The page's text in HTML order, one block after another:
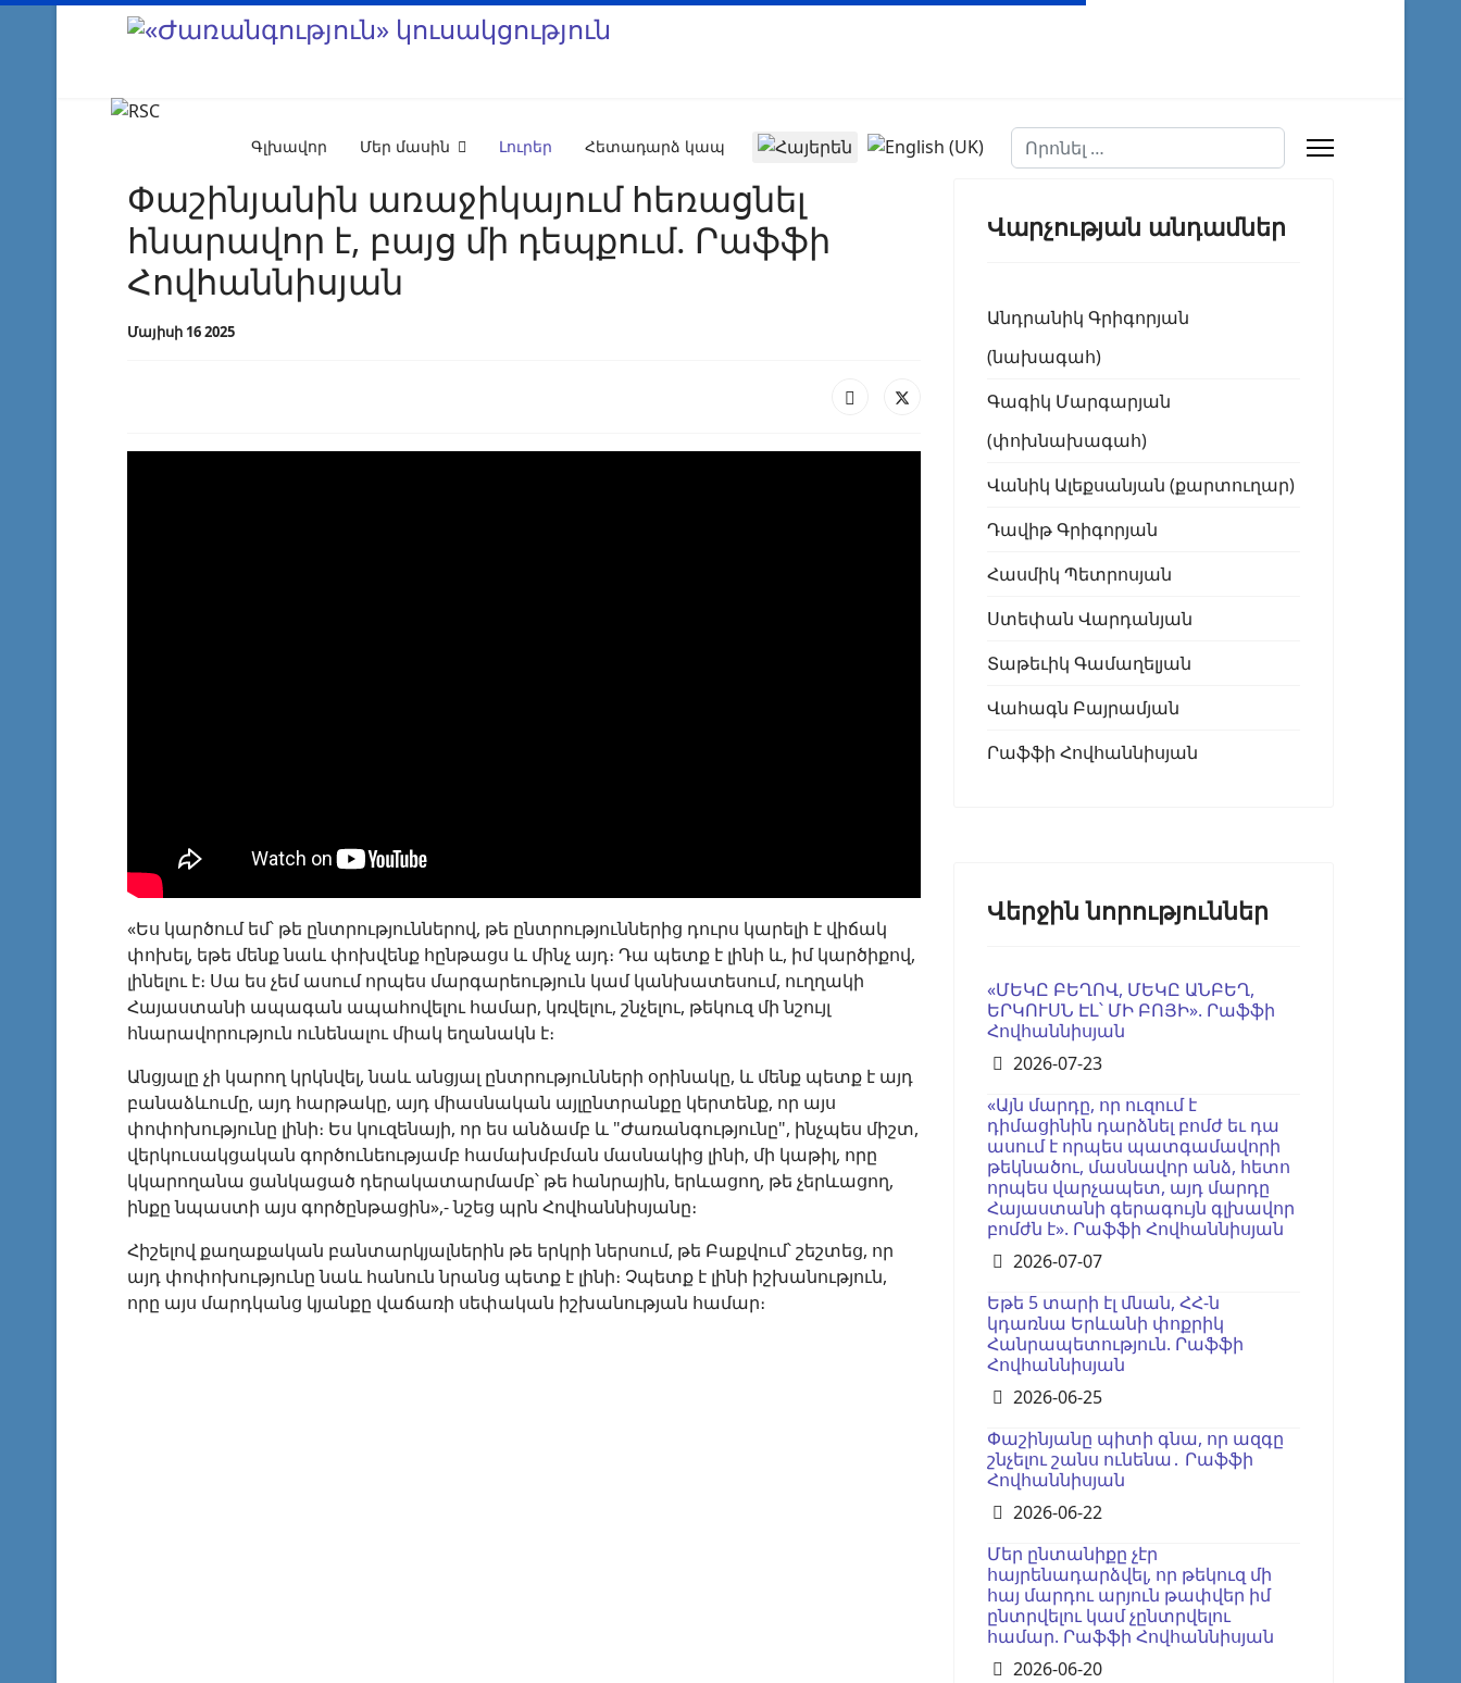
Գլխավոր Մեր մասին Լուրեր Հետադարձ կապ Select your language Որոնել
Փաշինյանին առաջիկայում հեռացնել
հնարավոր է, բայց մի դեպքում. Րաֆֆի
Հովհաննիսյան
Մայիսի 16 2025
«Ես կարծում եմ՝ թե ընտրություններով, թե ընտրություններից դուրս կարելի է վիճակ
փոխել, եթե մենք նաև փոխվենք հընթացս և մինչ այդ։ Դա պետք է լինի և, իմ կարծիքով,
լինելու է։ Սա ես չեմ ասում որպես մարգարեություն կամ կանխատեսում, ուղղակի
Հայաստանի ապագան ապահովելու համար, կռվելու, շնչելու, թեկուզ մի նշույլ
հնարավորություն ունենալու միակ եղանակն է։
Անցյալը չի կարող կրկնվել, նաև անցյալ ընտրությունների օրինակը, և մենք պետք է այդ
բանաձևումը, այդ հարթակը, այդ միասնական այլընտրանքը կերտենք, որ այս
փոփոխությունը լինի։ Ես կուզենայի, որ ես անձամբ և "Ժառանգությունը", ինչպես միշտ,
վերկուսակցական գործունեությամբ համախմբման մասնակից լինի, մի կաթիլ, որը
կկարողանա ցանկացած դերակատարմամբ՝ թե հանրային, երևացող, թե չերևացող,
ինքը նպաստի այս գործընթացին»,- նշեց պրն Հովհաննիսյանը։
Հիշելով քաղաքական բանտարկյալներին թե երկրի ներսում, թե Բաքվում՝ շեշտեց, որ
այդ փոփոխությունը նաև հանուն նրանց պետք է լինի։ Չպետք է լինի իշխանություն,
որը այս մարդկանց կյանքը վաճառի սեփական իշխանության համար։
Վարչության անդամներ
Անդրանիկ Գրիգորյան
(նախագահ)
Գագիկ Մարգարյան
(փոխնախագահ)
Վանիկ Ալեքսանյան (քարտուղար)
Դավիթ Գրիգորյան
Հասմիկ Պետրոսյան
Ստեփան Վարդանյան
Տաթեւիկ Գամաղելյան
Վահագն Բայրամյան
Րաֆֆի Հովհաննիսյան
Վերջին նորություններ
«ՄԵԿԸ ԲԵՂՈՎ, ՄԵԿԸ ԱՆԲԵՂ,
ԵՐԿՈՒՍՆ ԷԼ՝ ՄԻ ԲՈՅԻ». Րաֆֆի
Հովհաննիսյան
Details
2026-07-23
«Այն մարդը, որ ուզում է
դիմացինին դարձնել բոմժ եւ դա
ասում է որպես պատգամավորի
թեկնածու, մասնավոր անձ, հետո
որպես վարչապետ, այդ մարդը
Հայաստանի գերագույն գլխավոր
բոմժն է». Րաֆֆի Հովհաննիսյան
Details
2026-07-07
Եթե 5 տարի էլ մնան, ՀՀ-ն
կդառնա Երևանի փոքրիկ
Հանրապետություն. Րաֆֆի
Հովհաննիսյան
Details
2026-06-25
Փաշինյանը պիտի գնա, որ ազգը
շնչելու շանս ունենա․ Րաֆֆի
Հովհաննիսյան
Details
2026-06-22
Մեր ընտանիքը չէր
հայրենադարձվել, որ թեկուզ մի
հայ մարդու արյուն թափվեր իմ
ընտրվելու կամ չընտրվելու
համար. Րաֆֆի Հովհաննիսյան
Details
2026-06-20